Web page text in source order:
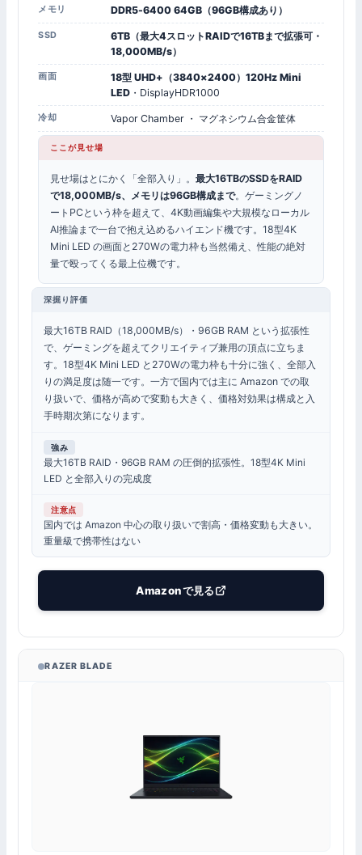
メモリ DDR5-6400 64GB（96GB構成あり）
SSD
6TB（最大4スロットRAIDで16TBまで拡張可・
18,000MB/s）
画面
18型 UHD+（3840×2400）120Hz Mini
LED ・DisplayHDR1000
冷却 Vapor Chamber ・ マグネシウム合金筐体
ここが見せ場
見せ場はとにかく「全部入り」。最大16TBのSSDをRAID
で18,000MB/s、メモリは96GB構成まで。ゲーミングノ
ートPCという枠を超えて、4K動画編集や大規模なローカル
AI推論まで一台で抱え込めるハイエンド機です。18型4K
Mini LED の画面と270Wの電力枠も当然備え、性能の絶対
量で殴ってくる最上位機です。
深掘り評価
最大16TB RAID（18,000MB/s）・96GB RAM という拡張性
で、ゲーミングを超えてクリエイティブ兼用の頂点に立ちま
す。18型4K Mini LED と270Wの電力枠も十分に強く、全部入
りの満足度は随一です。一方で国内では主に Amazon での取
り扱いで、価格が高めで変動も大きく、価格対効果は構成と入
手時期次第になります。
強み
最大16TB RAID・96GB RAM の圧倒的拡張性。18型4K Mini
LED と全部入りの完成度
注意点
国内では Amazon 中心の取り扱いで割高・価格変動も大きい。
重量級で携帯性はない
Amazonで見る
RAZER BLADE